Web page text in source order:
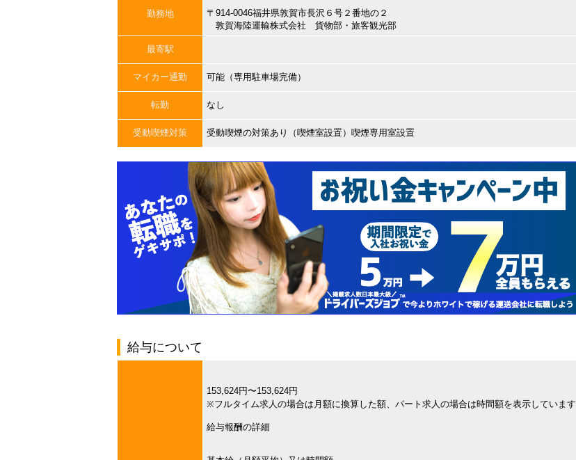
勤務地
〒914-0046福井県敦賀市長沢６号２番地の２
敦賀海陸運輸株式会社 貨物部・旅客観光部
最寄駅
マイカー通勤 可能（専用駐車場完備）
転勤 なし
受動喫煙対策 受動喫煙の対策あり（喫煙室設置）喫煙専用室設置
給与について
153,624円〜153,624円
※フルタイム求人の場合は月額に換算した額、パート求人の場合は時間額を表示しています
給与報酬の詳細